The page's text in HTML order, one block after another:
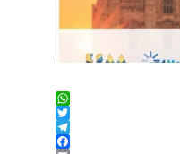
WhatsApp
Twitter
Telegram